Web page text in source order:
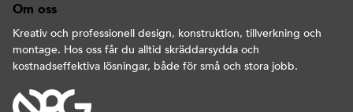
Om oss
Kreativ och professionell design, konstruktion, tillverkning och
montage. Hos oss får du alltid skräddarsydda och
kostnadseffektiva lösningar, både för små och stora jobb.